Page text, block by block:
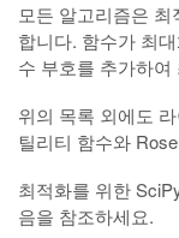
모든 알고리즘은
합니다. 함수가 최
수 부호를 추가하
위의 목록 외에도
틸리티 함수와
최적화를 위한
음을 참조하세요.